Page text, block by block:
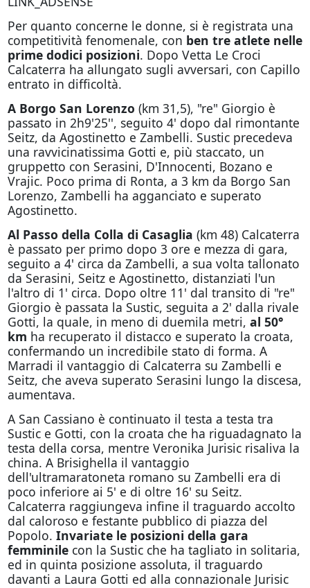
Per quanto concerne le donne, si è registrata una
competitività fenomenale, con ben tre atlete nelle
prime dodici posizioni. Dopo Vetta Le Croci
Calcaterra ha allungato sugli avversari, con Capillo
entrato in difficoltà.
A Borgo San Lorenzo (km 31,5), "re" Giorgio è
passato in 2h9'25'', seguito 4' dopo dal rimontante
Seitz, da Agostinetto e Zambelli. Sustic precedeva
una ravvicinatissima Gotti e, più staccato, un
gruppetto con Serasini, D'Innocenti, Bozano e
Vrajic. Poco prima di Ronta, a 3 km da Borgo San
Lorenzo, Zambelli ha agganciato e superato
Agostinetto.
Al Passo della Colla di Casaglia (km 48) Calcaterra
è passato per primo dopo 3 ore e mezza di gara,
seguito a 4' circa da Zambelli, a sua volta tallonato
da Serasini, Seitz e Agostinetto, distanziati l'un
l'altro di 1' circa. Dopo oltre 11' dal transito di "re"
Giorgio è passata la Sustic, seguita a 2' dalla rivale
Gotti, la quale, in meno di duemila metri, al 50°
km ha recuperato il distacco e superato la croata,
confermando un incredibile stato di forma. A
Marradi il vantaggio di Calcaterra su Zambelli e
Seitz, che aveva superato Serasini lungo la discesa,
aumentava.
A San Cassiano è continuato il testa a testa tra
Sustic e Gotti, con la croata che ha riguadagnato la
testa della corsa, mentre Veronika Jurisic risaliva la
china. A Brisighella il vantaggio
dell'ultramaratoneta romano su Zambelli era di
poco inferiore ai 5' e di oltre 16' su Seitz.
Calcaterra raggiungeva infine il traguardo accolto
dal caloroso e festante pubblico di piazza del
Popolo. Invariate le posizioni della gara
femminilecon la Sustic che ha tagliato in solitaria,
ed in quinta posizione assoluta, il traguardo
davanti a Laura Gotti ed alla connazionale Jurisic